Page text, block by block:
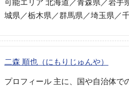
可能エリア 北海道／青森県／岩手
城県／栃木県／群馬県／埼玉県／
二森 順也（にもりじゅんや）
プロフィール 主に、国や自治体で